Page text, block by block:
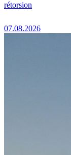
rétorsion
07.08.2026